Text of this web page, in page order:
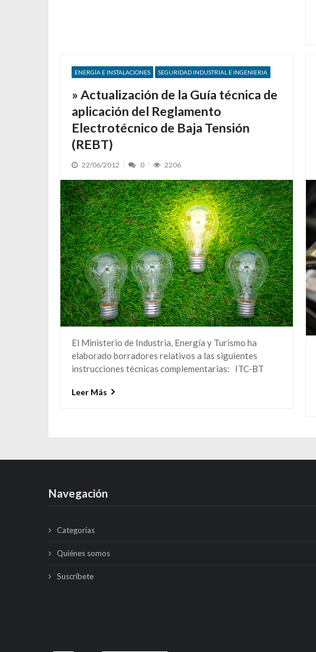
ENERGÍA E INSTALACIONES SEGURIDAD INDUSTRIAL E INGENIERIA
» Actualización de la Guía técnica de
aplicación del Reglamento
Electrotécnico de Baja Tensión
(REBT)
22/06/2012 0 2206
El Ministerio de Industria, Energía y Turismo ha
elaborado borradores relativos a las siguientes
instrucciones técnicas complementarias: ITC-BT
Leer Más
Navegación
Categorías
Quiénes somos
Suscríbete